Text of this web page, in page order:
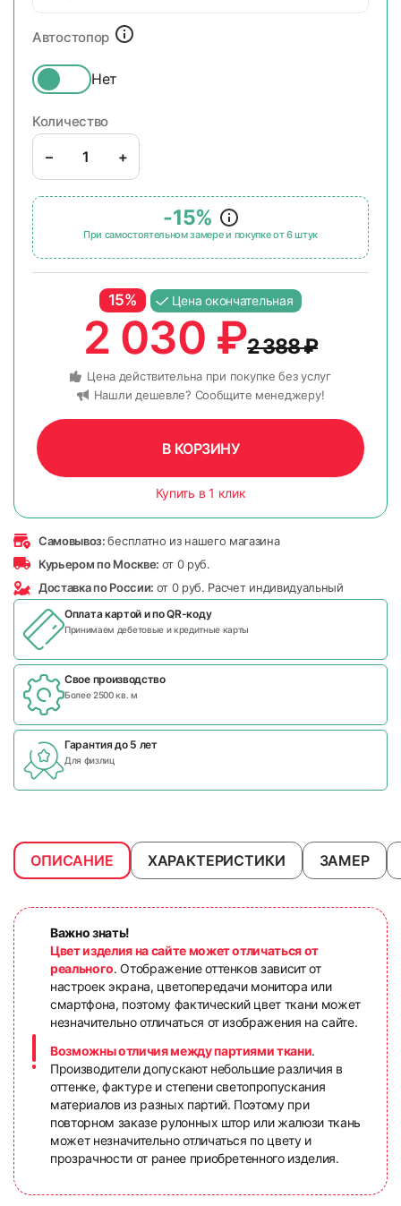
Автостопор
Нет
Количество
– +
-15%
При самостоятельном замере и покупке от 6 штук
15% Цена окончательная
2 030 ₽2 388₽
Цена действительна при покупке без услуг
Нашли дешевле? Сообщите менеджеру!
В КОРЗИНУ
Купить в 1 клик
Самовывоз:бесплатно из нашего магазина
Курьером по Москве: от 0 руб.
Доставка по России: от 0 руб. Расчет индивидуальный
Оплата картой и поQR-коду
Принимаем дебетовые и кредитные карты
Свое производство
Более 2500 кв. м
Гарантия до 5 лет
Для физлиц
ОПИСАНИЕ ХАРАКТЕРИСТИКИ ЗАМЕР
Важно знать!
Цвет изделия на сайте может отличаться от
реального. Отображение оттенков зависит от
настроек экрана, цветопередачи монитора или
смартфона, поэтому фактический цвет ткани может
незначительно отличаться от изображения на сайте.
Возможны отличия между партиями ткани.
Производители допускают небольшие различия в
оттенке, фактуре и степени светопропускания
материалов из разных партий. Поэтому при
повторном заказе рулонных штор или жалюзи ткань
может незначительно отличаться по цвету и
прозрачности от ранее приобретенного изделия.